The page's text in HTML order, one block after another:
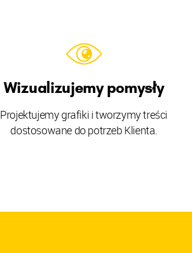
Wizualizujemy pomysły
Projektujemy grafiki i tworzymy treści
dostosowane do potrzeb Klienta.